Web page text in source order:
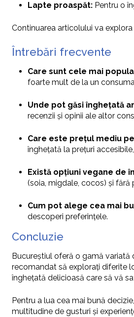
Lapte proaspăt: Pentru o
Continuarea articolului va
Întrebări frecvente
Care sunt cele mai
foarte mult de la un
Unde pot găsi înghețată
recenzii și opinii ale altor
Care este prețul mediu
înghețată la prețuri
Există opțiuni vegane de
(soia, migdale, cocos) și fără
Cum pot alege cea mai
descoperi preferințele.
Concluzie
Bucureștiul oferă o gamă variată
recomandat să explorați diferite
înghețată delicioasă care să vă
Pentru a lua cea mai bună
multitudine de gusturi și